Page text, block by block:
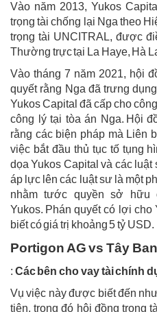
Vào năm 2013, Yukos
trọng tài chống lại Nga theo
trọng tài UNCITRAL, được
Thường trực tại La Haye, Hà
Vào tháng 7 năm 2021, hội
quyết rằng Nga đã trưng
Yukos Capital đã cấp cho
công lý tại tòa án Nga. Hội
rằng các biện pháp mà Liên
việc bắt đầu thủ tục tố tụng
dọa Yukos Capital và các
áp lực lên các luật sư là một
nhằm tước quyền sở hữu
Yukos. Phán quyết có lợi
biết có giá trị khoảng 5 tỷ USD.
Portigon AG vs Tây
: Các bên cho vay tài chính
Vụ việc này được biết đến
tiên, trong đó hội đồng trọng